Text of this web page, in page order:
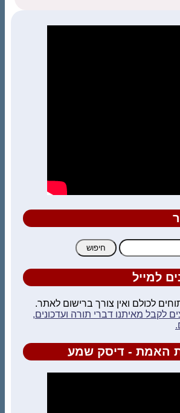
למייל
לכולם ואין צורך ברישום לאתר.
לקבל מאיתנו דברי תורה ועדכונים,
האמת - דיסק שמע